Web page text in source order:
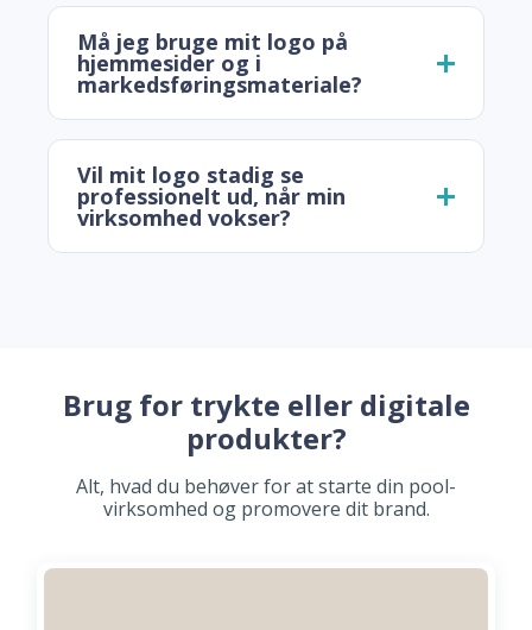
Må jeg bruge mit logo på
hjemmesider og i
markedsføringsmateriale?
Vil mit logo stadig se
professionelt ud, når min
virksomhed vokser?
Brug for trykte eller digitale
produkter?
Alt, hvad du behøver for at starte din pool-
virksomhed og promovere dit brand.